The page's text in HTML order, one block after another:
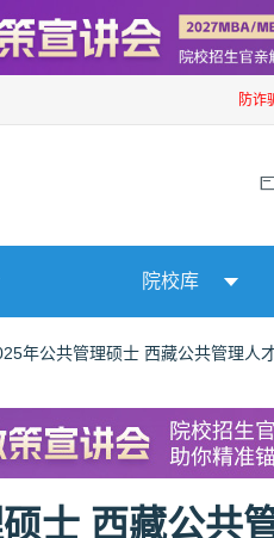
防诈
院校库
年公共管理硕士 西藏公共管理人
士 西藏公共